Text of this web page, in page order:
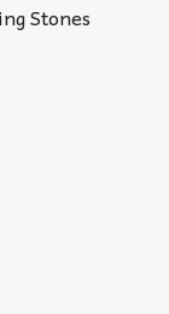
Stones